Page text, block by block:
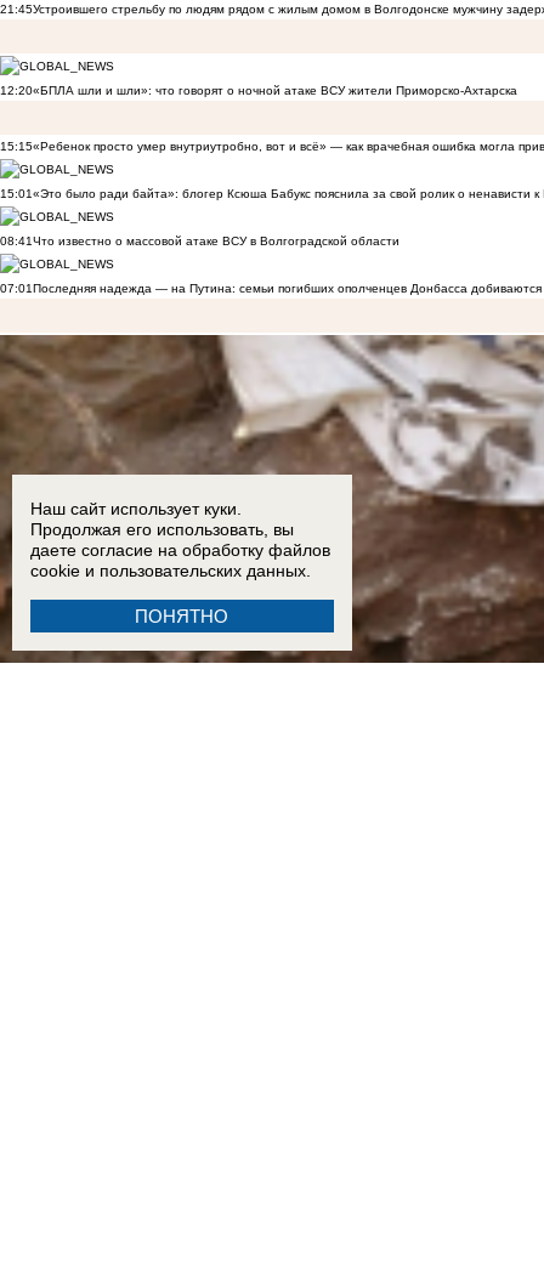
21:45Устроившего стрельбу по людям рядом с жилым домом в Волгодонске мужчину
12:20«БПЛА шли и шли»: что говорят о ночной атаке ВСУ жители Приморско-Ахтарска
15:15«Ребенок просто умер внутриутробно, вот и всё» — как врачебная ошибка могла
15:01«Это было ради байта»: блогер Ксюша Бабукс пояснила за свой ролик о ненависти
08:41Что известно о массовой атаке ВСУ в Волгоградской области
07:01Последняя надежда — на Путина: семьи погибших ополченцев Донбасса добиваются
Наш сайт использует куки.
Продолжая его использовать, вы
даете согласие на обработку файлов
cookie и пользовательских данных.
ПОНЯТНО